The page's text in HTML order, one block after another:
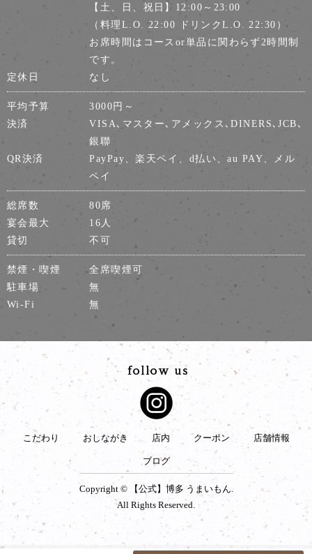
【土、日、祝日】12:00～23:00
（料理L.O. 22:00 ドリンクL.O. 22:30）
お席時間はコースor単品に関わらず2時間制
です。
定休日
なし
平均予算
3000円～
決済
VISA､マスター､アメックス､DINERS､JCB､
銀聯
QR決済
PayPay、楽天ペイ、d払い、au PAY、メル
ペイ
総席数
80席
宴会最大
16人
貸切
不可
禁煙・喫煙
全席喫煙可
駐車場
無
Wi-Fi
無
こだわり おしながき 店内 クーポン 店舗情報
ブログ
Copyright © 【公式】博多 うまいもん.
All Rights Reserved.